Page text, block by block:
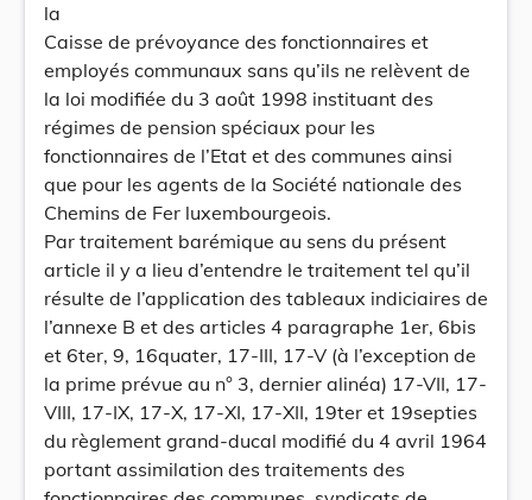
la
Caisse de prévoyance des fonctionnaires et
employés communaux sans qu’ils ne relèvent de
la loi modifiée du 3 août 1998 instituant des
régimes de pension spéciaux pour les
fonctionnaires de l’Etat et des communes ainsi
que pour les agents de la Société nationale des
Chemins de Fer luxembourgeois.
Par traitement barémique au sens du présent
article il y a lieu d’entendre le traitement tel qu’il
résulte de l’application des tableaux indiciaires de
l’annexe B et des articles 4 paragraphe 1er, 6bis
et 6ter, 9, 16quater, 17-III, 17-V (à l’exception de
la prime prévue au n° 3, dernier alinéa) 17-VII, 17-
VIII, 17-IX, 17-X, 17-XI, 17-XII, 19ter et 19septies
du règlement grand-ducal modifié du 4 avril 1964
portant assimilation des traitements des